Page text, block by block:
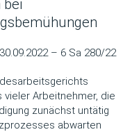
bei
– 6 Sa 280/22
vieler Arbeitnehmer, die
zunächst untätig
abwarten